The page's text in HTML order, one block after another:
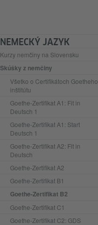
NEMECKÝ JAZYK
Kurzy nemčiny na Slovensku
Skúšky z nemčiny
Všetko o Certifikátoch Goetheho
inštitútu
Goethe-Zertifikat A1: Fit in
Deutsch 1
Goethe-Zertifikat A1: Start
Deutsch 1
Goethe-Zertifikat A2: Fit in
Deutsch
Goethe-Zertifikat A2
Goethe-Zertifikat B1
Goethe-Zertifikat B2
Goethe-Zertifikat C1
Goethe-Zertifikat C2: GDS